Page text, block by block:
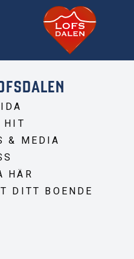
HIT
& MEDIA
HÄR
DITT BOENDE